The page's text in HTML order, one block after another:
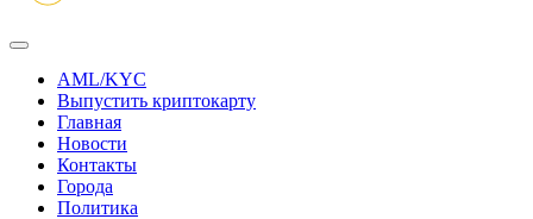
AML/KYC
Выпустить криптокарту
Главная
Новости
Контакты
Города
Политика